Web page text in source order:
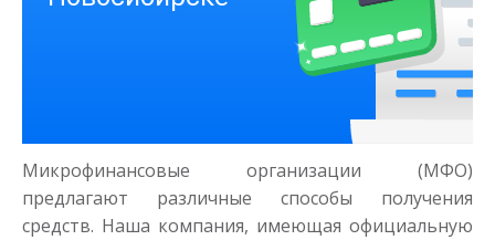
Срок от 1до 21 дня
Микрофинансовые организации (МФО)
предлагают различные способы получения
средств. Наша компания, имеющая официальную